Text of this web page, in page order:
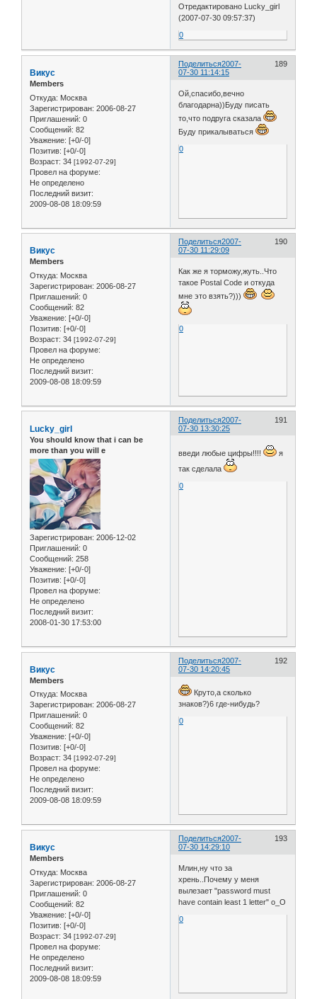
Отредактировано Lucky_girl
(2007-07-30 09:57:37)
0
Поделиться 189
2007-
07-30 11:14:15
Викус
Members
Откуда: Москва
Зарегистрирован: 2006-08-27
Приглашений: 0
Сообщений: 82
Уважение: [+0/-0]
Позитив: [+0/-0]
Возраст: 34 [1992-07-29]
Провел на форуме:
Не определено
Последний визит:
2009-08-08 18:09:59
Ой,спасибо,вечно
благодарна))Буду писать
то,что подруга сказала
Буду прикалываться
0
Поделиться 190
2007-
07-30 11:29:09
Викус
Members
Откуда: Москва
Зарегистрирован: 2006-08-27
Приглашений: 0
Сообщений: 82
Уважение: [+0/-0]
Позитив: [+0/-0]
Возраст: 34 [1992-07-29]
Провел на форуме:
Не определено
Последний визит:
2009-08-08 18:09:59
Как же я торможу,жуть..Что
такое Postal Code и откуда
мне это взять?)))
0
Поделиться 191
2007-
07-30 13:30:25
Lucky_girl
You should know that i can be
more than you will e
Зарегистрирован: 2006-12-02
Приглашений: 0
Сообщений: 258
Уважение: [+0/-0]
Позитив: [+0/-0]
Провел на форуме:
Не определено
Последний визит:
2008-01-30 17:53:00
введи любые цифры!!!!
я
так сделала
0
Поделиться 192
2007-
07-30 14:20:45
Викус
Members
Откуда: Москва
Зарегистрирован: 2006-08-27
Приглашений: 0
Сообщений: 82
Уважение: [+0/-0]
Позитив: [+0/-0]
Возраст: 34 [1992-07-29]
Провел на форуме:
Не определено
Последний визит:
2009-08-08 18:09:59
Круто,а сколько
знаков?)6 где-нибудь?
0
Поделиться 193
2007-
07-30 14:29:10
Викус
Members
Откуда: Москва
Зарегистрирован: 2006-08-27
Приглашений: 0
Сообщений: 82
Уважение: [+0/-0]
Позитив: [+0/-0]
Возраст: 34 [1992-07-29]
Провел на форуме:
Не определено
Последний визит:
2009-08-08 18:09:59
Млин,ну что за
хрень..Почему у меня
вылезает "password must
have contain least 1 letter" о_О
0